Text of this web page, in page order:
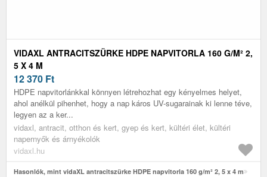
VIDAXL ANTRACITSZÜRKE HDPE NAPVITORLA 160 G/M² 2,
5 X 4 M
12 370 Ft
HDPE napvitorlánkkal könnyen létrehozhat egy kényelmes helyet,
ahol anélkül pihenhet, hogy a nap káros UV-sugarainak ki lenne téve,
legyen az a ker...
vidaxl, antracit, otthon és kert, gyep és kert, kültéri élet, kültéri
napernyők és árnyékolók
vidaxl.hu
Hasonlók, mint vidaXL antracitszürke HDPE napvitorla 160 g/m² 2, 5 x 4 m